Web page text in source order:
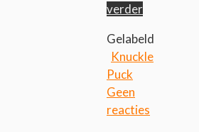
verder
Gelabeld
Knuckle
Puck
Geen
reacties